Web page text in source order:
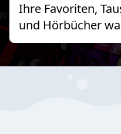
Ihre Favoriten,
und Hörbücher